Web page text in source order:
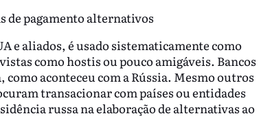
de pagamento alternativos
e aliados, é usado sistematicamente como
como hostis ou pouco amigáveis. Bancos
aconteceu com a Rússia. Mesmo outros
transacionar com países ou entidades
russa na elaboração de alternativas ao